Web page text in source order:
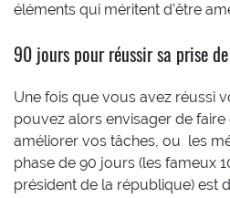
éléments qui méritent d’être
90 jours pour réussir sa prise
Une fois que vous avez réussi
pouvez alors envisager de
améliorer vos tâches, ou les
phase de 90 jours (les fameux
président de la république) est